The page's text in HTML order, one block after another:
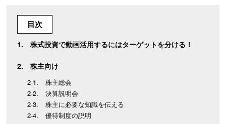
目次
株式投資で動画活用するにはターゲットを分ける！
株主向け
株主総会
決算説明会
株主に必要な知識を伝える
優待制度の説明